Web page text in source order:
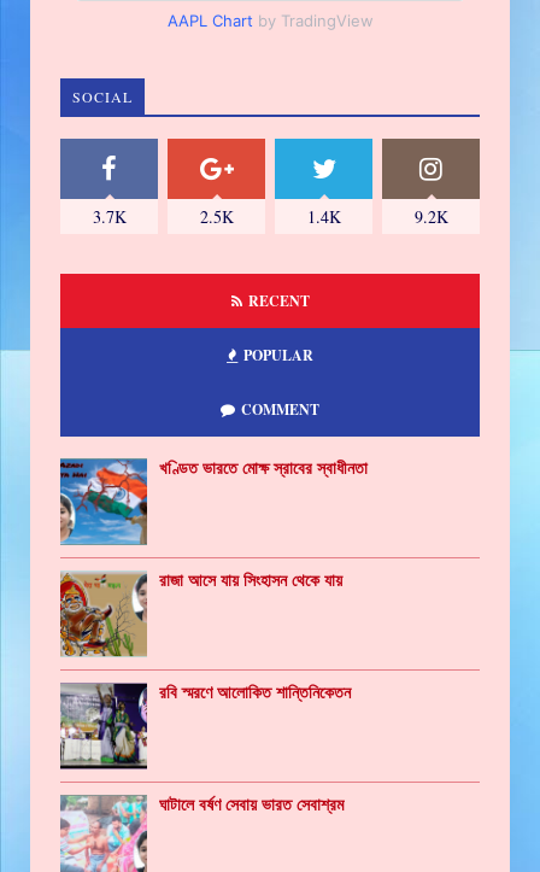
AAPL Chart by TradingView
SOCIAL
3.7K 2.5K 1.4K 9.2K
RECENT
POPULAR
COMMENT
খণ্ডিত ভারতে মোক্ষ স্রাবের স্বাধীনতা
রাজা আসে যায় সিংহাসন থেকে যায়
রবি স্মরণে আলোকিত শান্তিনিকেতন
ঘাটালে বর্ষণ সেবায় ভারত সেবাশ্রম